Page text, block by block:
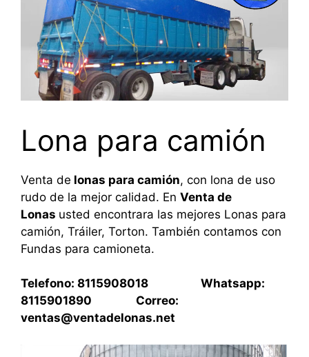
Lona para camión
Venta de lonas para camión, con lona de uso
rudo de la mejor calidad. En Venta de
Lonas usted encontrara las mejores Lonas para
camión, Tráiler, Torton. También contamos con
Fundas para camioneta.
Telefono: 8115908018 Whatsapp:
8115901890 Correo:
ventas@ventadelonas.net